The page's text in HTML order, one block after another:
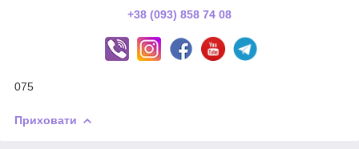
+38 (093) 858 74 08
075
Приховати